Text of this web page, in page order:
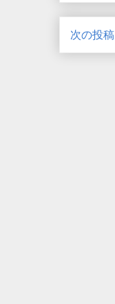
次の投稿